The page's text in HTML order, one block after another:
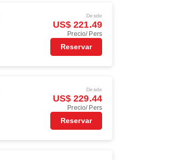
Desde
US$ 221.49
Precio/ Pers
Reservar
Desde
US$ 229.44
Precio/ Pers
Reservar